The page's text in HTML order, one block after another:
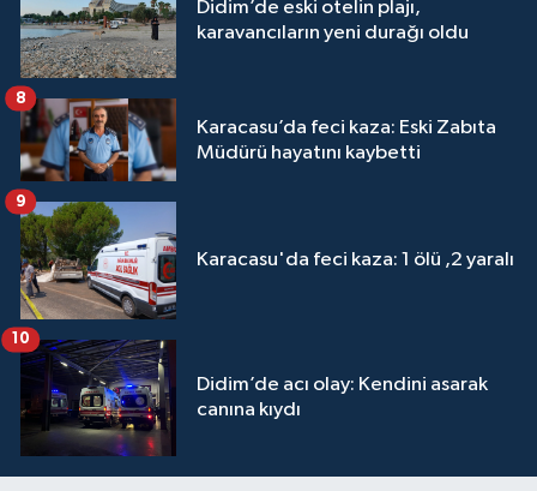
Didim’de eski otelin plajı,
karavancıların yeni durağı oldu
Karacasu’da feci kaza: Eski Zabıta
Müdürü hayatını kaybetti
8
Karacasu'da feci kaza: 1 ölü ,2 yaralı
9
Didim’de acı olay: Kendini asarak
canına kıydı
10